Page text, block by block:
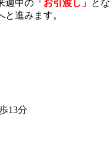
週中の 「お引渡し」 と
と進みます。
13分